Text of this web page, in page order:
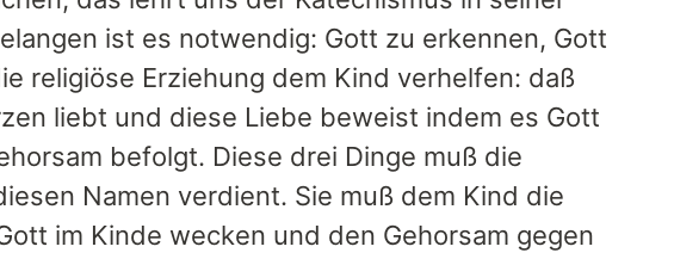
ist es notwendig: Gott zu erkennen, Gott
religiöse Erziehung dem Kind verhelfen: daß
liebt und diese Liebe beweist indem es Gott
befolgt. Diese drei Dinge muß die
Namen verdient. Sie muß dem Kind die
im Kinde wecken und den Gehorsam gegen